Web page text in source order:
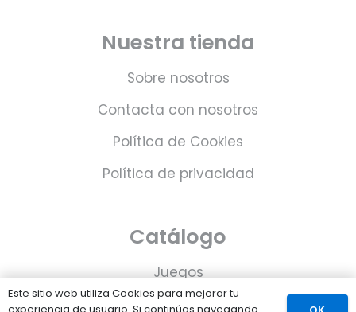
Nuestra tienda
Sobre nosotros
Contacta con nosotros
Política de Cookies
Política de privacidad
Catálogo
Juegos
Consolas
Este sitio web utiliza Cookies para mejorar tu